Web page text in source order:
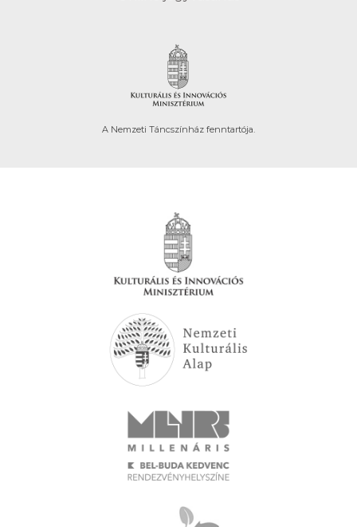
A Nemzeti Táncszínház fenntartója.